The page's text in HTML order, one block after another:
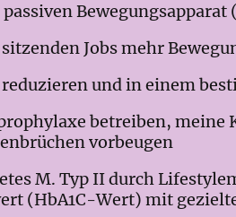
Jobs mehr
und in einem
betreiben, meine
vorbeugen
M. Typ II durch
(HbA1C-Wert) mit